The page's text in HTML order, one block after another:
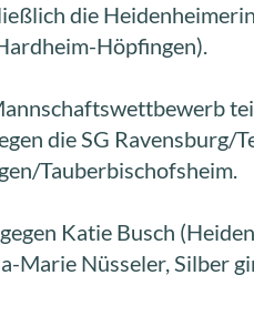
die
Höpfingen).
die SG Ravensburg/
Tauberbischofsheim.
Katie Busch
Nüsseler, Silber